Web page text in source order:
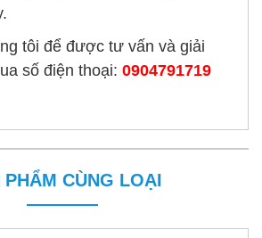
tôi để được tư vấn và giải
số điện thoại: 0904791719
PHẨM CÙNG LOẠI